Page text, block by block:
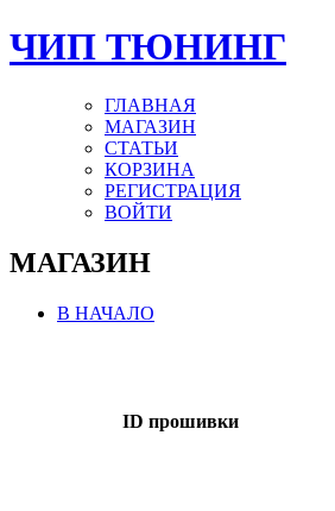
ЧИП ТЮНИНГ
ГЛАВНАЯ
МАГАЗИН
СТАТЬИ
КОРЗИНА
РЕГИСТРАЦИЯ
ВОЙТИ
МАГАЗИН
В НАЧАЛО
ID прошивки